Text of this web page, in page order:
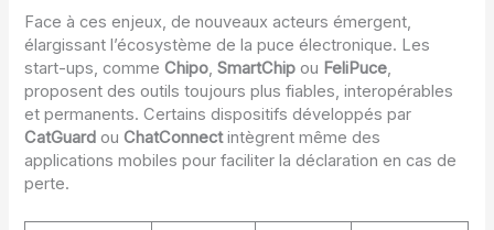
Face à ces enjeux, de nouveaux acteurs émergent,
élargissant l’écosystème de la puce électronique. Les
start-ups, commeChipo,SmartChip ou FeliPuce,
proposent des outils toujours plus fiables, interopérables
et permanents. Certains dispositifs développés par
CatGuard ouChatConnectintègrent même des
applications mobiles pour faciliter la déclaration en cas de
perte.